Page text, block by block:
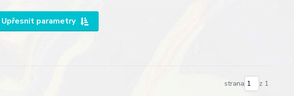
Upřesnit parametry
strana z 1